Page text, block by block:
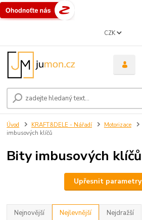
CZK
Úvod KRAFT&DELE - Nářadí Motorizace
imbusových klíčů
Bity imbusových klíčů
Upřesnit parametry
Nejnovější Nejlevnější Nejdražší